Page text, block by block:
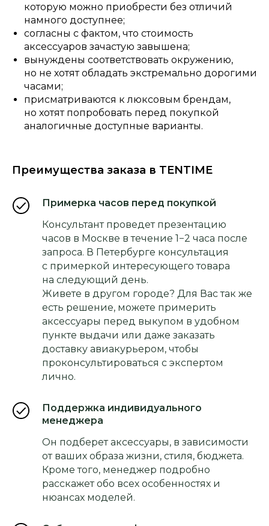
которую можно приобрести без отличий
намного доступнее;
согласны с фактом, что стоимость
аксессуаров зачастую завышена;
вынуждены соответствовать окружению,
но не хотят обладать экстремально дорогими
часами;
присматриваются к люксовым брендам,
но хотят попробовать перед покупкой
аналогичные доступные варианты.
Преимущества заказа в TENTIME
Примерка часов перед покупкой
Консультант проведет презентацию
часов в Москве в течение 1−2 часа после
запроса. В Петербурге консультация
с примеркой интересующего товара
на следующий день.
Живете в другом городе? Для Вас так же
есть решение, можете примерить
аксессуары перед выкупом в удобном
пункте выдачи или даже заказать
доставку авиакурьером, чтобы
проконсультироваться с экспертом
лично.
Поддержка индивидуального
менеджера
Он подберет аксессуары, в зависимости
от ваших образа жизни, стиля, бюджета.
Кроме того, менеджер подробно
расскажет обо всех особенностях и
нюансах моделей.